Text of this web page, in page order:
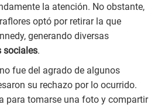
la atención. No obstante,
optó por retirar la que
generando diversas
sociales.
fue del agrado de algunos
su rechazo por lo ocurrido.
para tomarse una foto y compartir